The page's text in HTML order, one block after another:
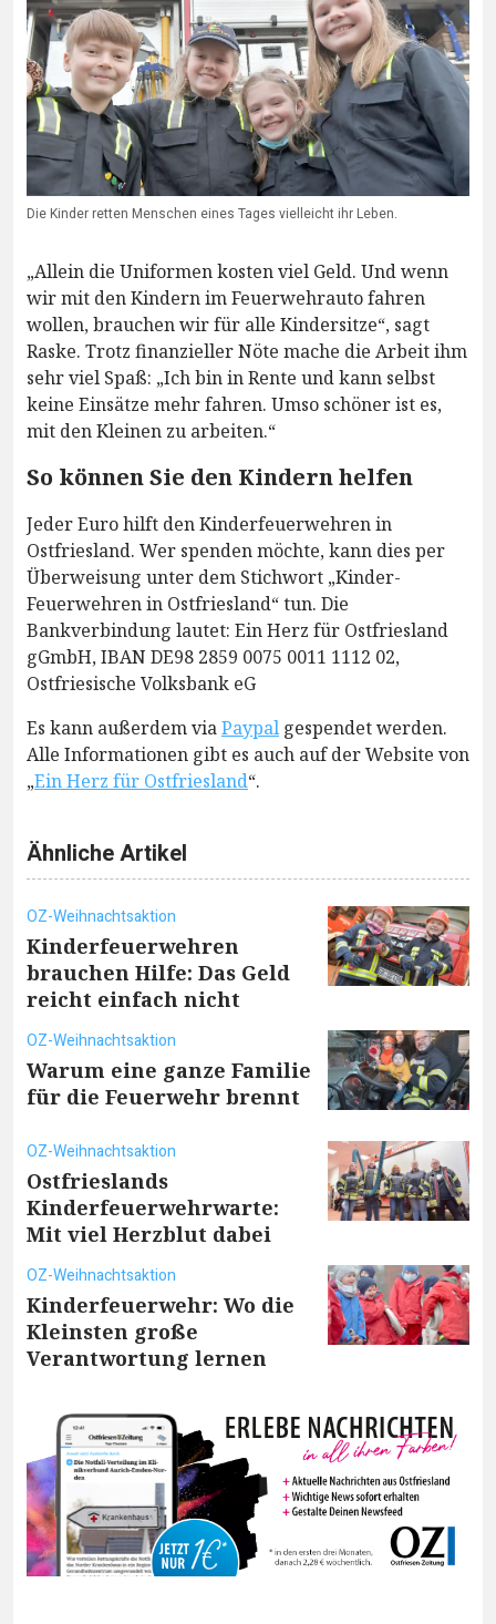
Die Kinder retten Menschen eines Tages vielleicht ihr Leben.
„Allein die Uniformen kosten viel Geld. Und wenn
wir mit den Kindern im Feuerwehrauto fahren
wollen, brauchen wir für alle Kindersitze“, sagt
Raske. Trotz finanzieller Nöte mache die Arbeit ihm
sehr viel Spaß: „Ich bin in Rente und kann selbst
keine Einsätze mehr fahren. Umso schöner ist es,
mit den Kleinen zu arbeiten.“
So können Sie den Kindern helfen
Jeder Euro hilft den Kinderfeuerwehren in
Ostfriesland. Wer spenden möchte, kann dies per
Überweisung unter dem Stichwort „Kinder-
Feuerwehren in Ostfriesland“ tun. Die
Bankverbindung lautet: Ein Herz für Ostfriesland
gGmbH, IBAN DE98 2859 0075 0011 1112 02,
Ostfriesische Volksbank eG
Es kann außerdem viaPaypal gespendet werden.
Alle Informationen gibt es auch auf der Website von
„Ein Herz für Ostfriesland“.
Ähnliche Artikel
OZ-Weihnachtsaktion
Kinderfeuerwehren
brauchen Hilfe: Das Geld
reicht einfach nicht
OZ-Weihnachtsaktion
Warum eine ganze Familie
für die Feuerwehr brennt
OZ-Weihnachtsaktion
Ostfrieslands
Kinderfeuerwehrwarte:
Mit viel Herzblut dabei
OZ-Weihnachtsaktion
Kinderfeuerwehr: Wo die
Kleinsten große
Verantwortung lernen